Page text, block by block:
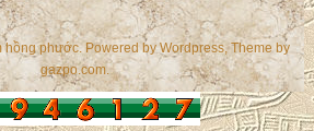
hồng phước. Powered byWordpress, Theme by
gazpo.com.